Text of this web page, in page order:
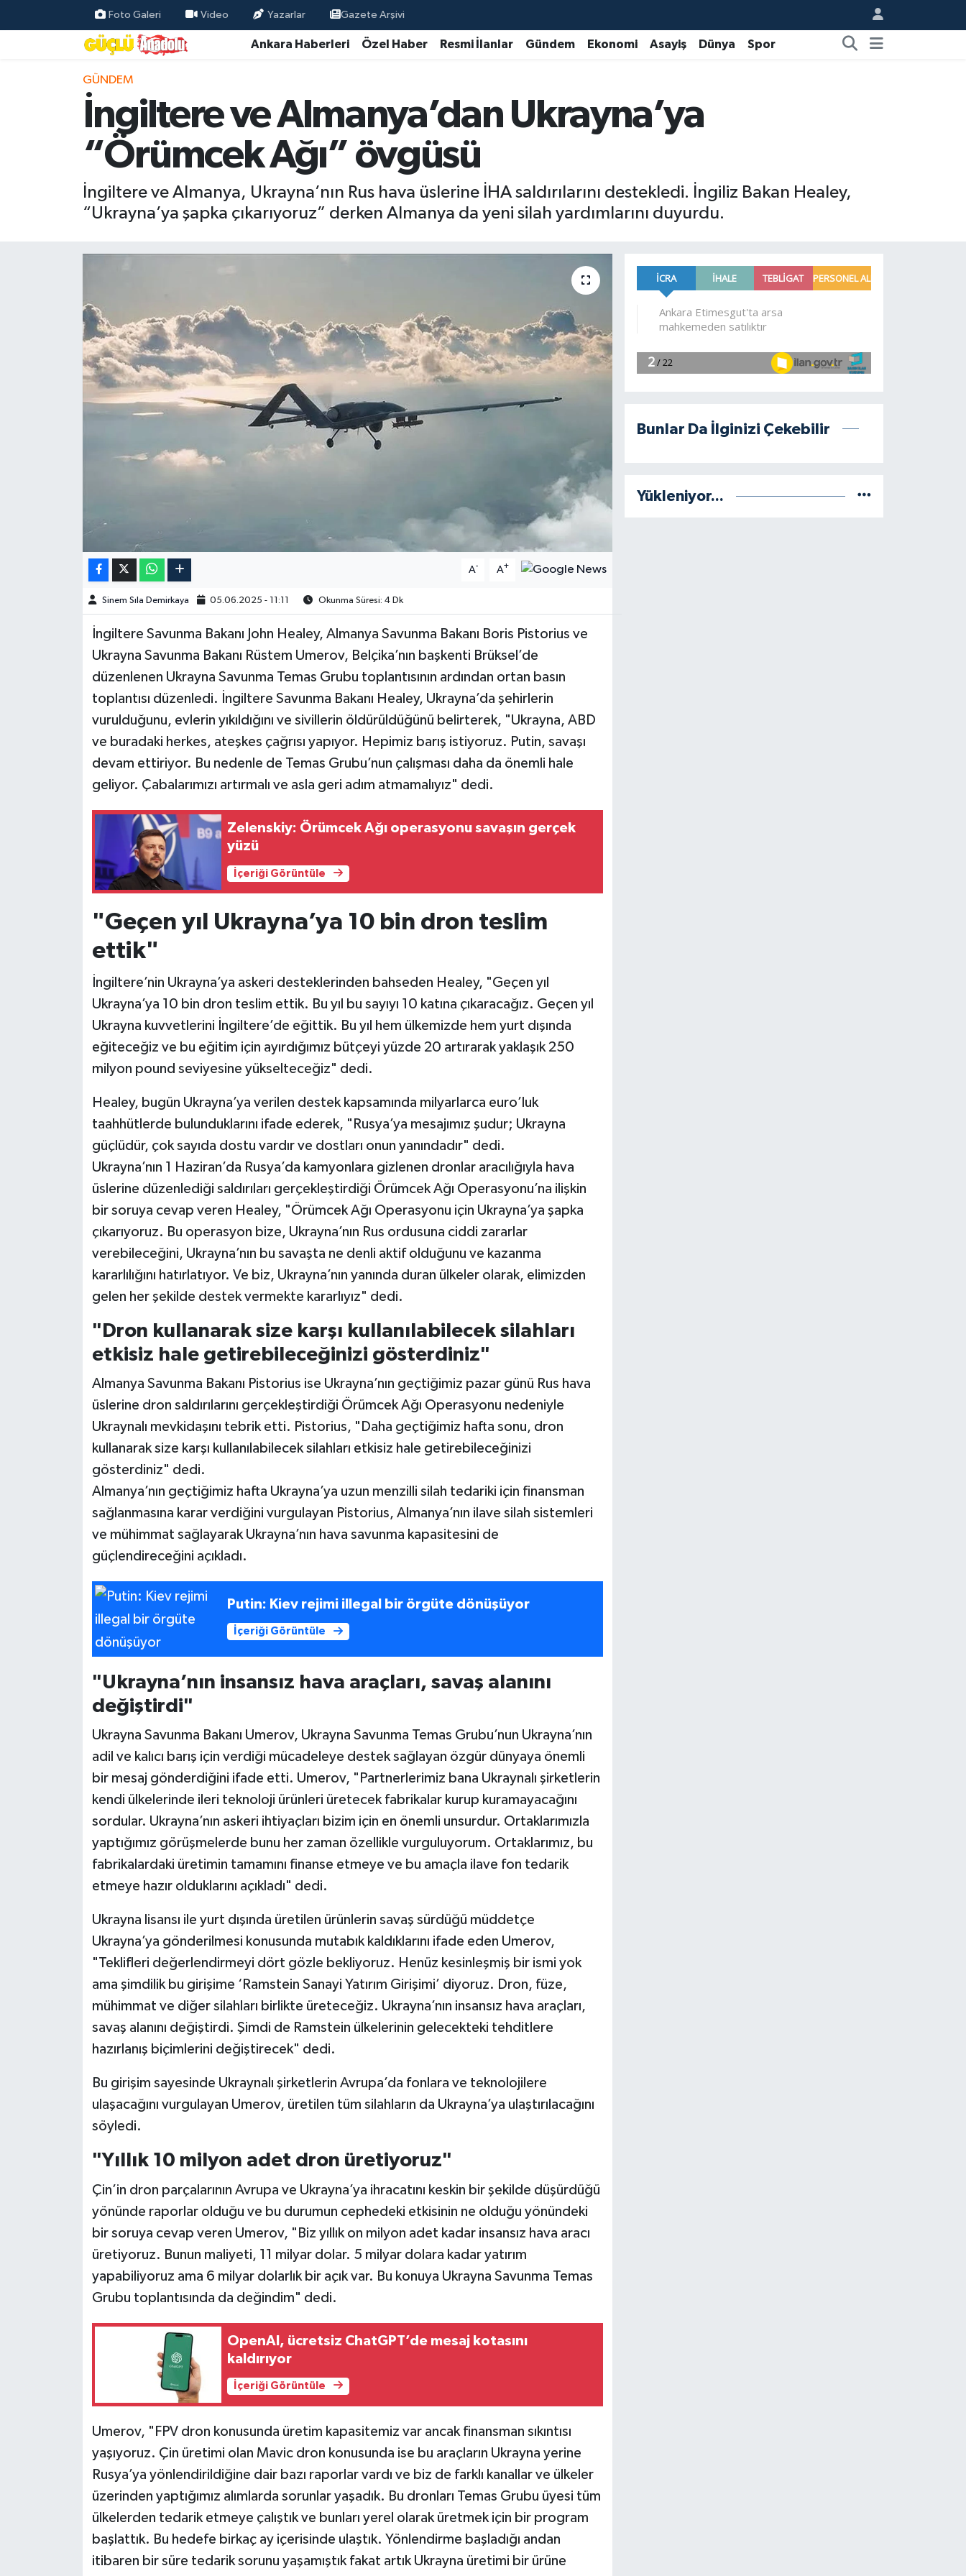
Foto Galeri Video Yazarlar Gazete Arşivi
Ankara Haberleri Özel Haber Resmi İlanlar Gündem Ekonomi Asayiş Dünya Spor
GÜNDEM
İngiltere ve Almanya’dan Ukrayna’ya
“Örümcek Ağı” övgüsü
İngiltere ve Almanya, Ukrayna’nın Rus hava üslerine İHA saldırılarını destekledi. İngiliz Bakan Healey,
“Ukrayna’ya şapka çıkarıyoruz” derken Almanya da yeni silah yardımlarını duyurdu.
A- A+
Sinem Sıla Demirkaya 05.06.2025 - 11:11 Okunma Süresi: 4 Dk
İngiltere Savunma Bakanı John Healey, Almanya Savunma Bakanı Boris Pistorius ve
Ukrayna Savunma Bakanı Rüstem Umerov, Belçika’nın başkenti Brüksel’de
düzenlenen Ukrayna Savunma Temas Grubu toplantısının ardından ortan basın
toplantısı düzenledi. İngiltere Savunma Bakanı Healey, Ukrayna’da şehirlerin
vurulduğunu, evlerin yıkıldığını ve sivillerin öldürüldüğünü belirterek, "Ukrayna, ABD
ve buradaki herkes, ateşkes çağrısı yapıyor. Hepimiz barış istiyoruz. Putin, savaşı
devam ettiriyor. Bu nedenle de Temas Grubu’nun çalışması daha da önemli hale
geliyor. Çabalarımızı artırmalı ve asla geri adım atmamalıyız" dedi.
Zelenskiy: Örümcek Ağı operasyonu savaşın gerçek
yüzü
İçeriği Görüntüle
"Geçen yıl Ukrayna’ya 10 bin dron teslim
ettik"
İngiltere’nin Ukrayna’ya askeri desteklerinden bahseden Healey, "Geçen yıl
Ukrayna’ya 10 bin dron teslim ettik. Bu yıl bu sayıyı 10 katına çıkaracağız. Geçen yıl
Ukrayna kuvvetlerini İngiltere’de eğittik. Bu yıl hem ülkemizde hem yurt dışında
eğiteceğiz ve bu eğitim için ayırdığımız bütçeyi yüzde 20 artırarak yaklaşık 250
milyon pound seviyesine yükselteceğiz" dedi.
Healey, bugün Ukrayna’ya verilen destek kapsamında milyarlarca euro’luk
taahhütlerde bulunduklarını ifade ederek, "Rusya’ya mesajımız şudur; Ukrayna
güçlüdür, çok sayıda dostu vardır ve dostları onun yanındadır" dedi.
Ukrayna’nın 1 Haziran’da Rusya’da kamyonlara gizlenen dronlar aracılığıyla hava
üslerine düzenlediği saldırıları gerçekleştirdiği Örümcek Ağı Operasyonu’na ilişkin
bir soruya cevap veren Healey, "Örümcek Ağı Operasyonu için Ukrayna’ya şapka
çıkarıyoruz. Bu operasyon bize, Ukrayna’nın Rus ordusuna ciddi zararlar
verebileceğini, Ukrayna’nın bu savaşta ne denli aktif olduğunu ve kazanma
kararlılığını hatırlatıyor. Ve biz, Ukrayna’nın yanında duran ülkeler olarak, elimizden
gelen her şekilde destek vermekte kararlıyız" dedi.
"Dron kullanarak size karşı kullanılabilecek silahları
etkisiz hale getirebileceğinizi gösterdiniz"
Almanya Savunma Bakanı Pistorius ise Ukrayna’nın geçtiğimiz pazar günü Rus hava
üslerine dron saldırılarını gerçekleştirdiği Örümcek Ağı Operasyonu nedeniyle
Ukraynalı mevkidaşını tebrik etti. Pistorius, "Daha geçtiğimiz hafta sonu, dron
kullanarak size karşı kullanılabilecek silahları etkisiz hale getirebileceğinizi
gösterdiniz" dedi.
Almanya’nın geçtiğimiz hafta Ukrayna’ya uzun menzilli silah tedariki için finansman
sağlanmasına karar verdiğini vurgulayan Pistorius, Almanya’nın ilave silah sistemleri
ve mühimmat sağlayarak Ukrayna’nın hava savunma kapasitesini de
güçlendireceğini açıkladı.
Putin: Kiev rejimi illegal bir örgüte dönüşüyor
İçeriği Görüntüle
"Ukrayna’nın insansız hava araçları, savaş alanını
değiştirdi"
Ukrayna Savunma Bakanı Umerov, Ukrayna Savunma Temas Grubu’nun Ukrayna’nın
adil ve kalıcı barış için verdiği mücadeleye destek sağlayan özgür dünyaya önemli
bir mesaj gönderdiğini ifade etti. Umerov, "Partnerlerimiz bana Ukraynalı şirketlerin
kendi ülkelerinde ileri teknoloji ürünleri üretecek fabrikalar kurup kuramayacağını
sordular. Ukrayna’nın askeri ihtiyaçları bizim için en önemli unsurdur. Ortaklarımızla
yaptığımız görüşmelerde bunu her zaman özellikle vurguluyorum. Ortaklarımız, bu
fabrikalardaki üretimin tamamını finanse etmeye ve bu amaçla ilave fon tedarik
etmeye hazır olduklarını açıkladı" dedi.
Ukrayna lisansı ile yurt dışında üretilen ürünlerin savaş sürdüğü müddetçe
Ukrayna’ya gönderilmesi konusunda mutabık kaldıklarını ifade eden Umerov,
"Teklifleri değerlendirmeyi dört gözle bekliyoruz. Henüz kesinleşmiş bir ismi yok
ama şimdilik bu girişime ‘Ramstein Sanayi Yatırım Girişimi’ diyoruz. Dron, füze,
mühimmat ve diğer silahları birlikte üreteceğiz. Ukrayna’nın insansız hava araçları,
savaş alanını değiştirdi. Şimdi de Ramstein ülkelerinin gelecekteki tehditlere
hazırlanış biçimlerini değiştirecek" dedi.
Bu girişim sayesinde Ukraynalı şirketlerin Avrupa’da fonlara ve teknolojilere
ulaşacağını vurgulayan Umerov, üretilen tüm silahların da Ukrayna’ya ulaştırılacağını
söyledi.
"Yıllık 10 milyon adet dron üretiyoruz"
Çin’in dron parçalarının Avrupa ve Ukrayna’ya ihracatını keskin bir şekilde düşürdüğü
yönünde raporlar olduğu ve bu durumun cephedeki etkisinin ne olduğu yönündeki
bir soruya cevap veren Umerov, "Biz yıllık on milyon adet kadar insansız hava aracı
üretiyoruz. Bunun maliyeti, 11 milyar dolar. 5 milyar dolara kadar yatırım
yapabiliyoruz ama 6 milyar dolarlık bir açık var. Bu konuya Ukrayna Savunma Temas
Grubu toplantısında da değindim" dedi.
OpenAI, ücretsiz ChatGPT’de mesaj kotasını
kaldırıyor
İçeriği Görüntüle
Umerov, "FPV dron konusunda üretim kapasitemiz var ancak finansman sıkıntısı
yaşıyoruz. Çin üretimi olan Mavic dron konusunda ise bu araçların Ukrayna yerine
Rusya’ya yönlendirildiğine dair bazı raporlar vardı ve biz de farklı kanallar ve ülkeler
üzerinden yaptığımız alımlarda sorunlar yaşadık. Bu dronları Temas Grubu üyesi tüm
ülkelerden tedarik etmeye çalıştık ve bunları yerel olarak üretmek için bir program
başlattık. Bu hedefe birkaç ay içerisinde ulaştık. Yönlendirme başladığı andan
itibaren bir süre tedarik sorunu yaşamıştık fakat artık Ukrayna üretimi bir ürüne
Bunlar Da İlginizi Çekebilir
Yükleniyor...
Özel Haber
Ankara Haberleri
Resmi İlanlar
Gündem
Magazin
Burç Yorumları
Kim kimdir?
Kültür Sanat
Yaşam-Çevre